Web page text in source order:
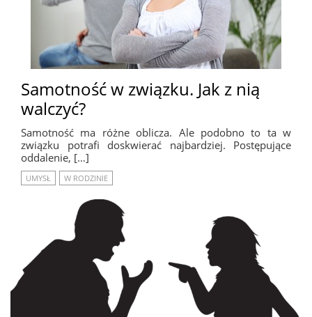
Samotność w związku. Jak z nią
walczyć?
Samotność ma różne oblicza. Ale podobno to ta w
związku potrafi doskwierać najbardziej. Postępujące
oddalenie, […]
UMYSŁ W RODZINIE